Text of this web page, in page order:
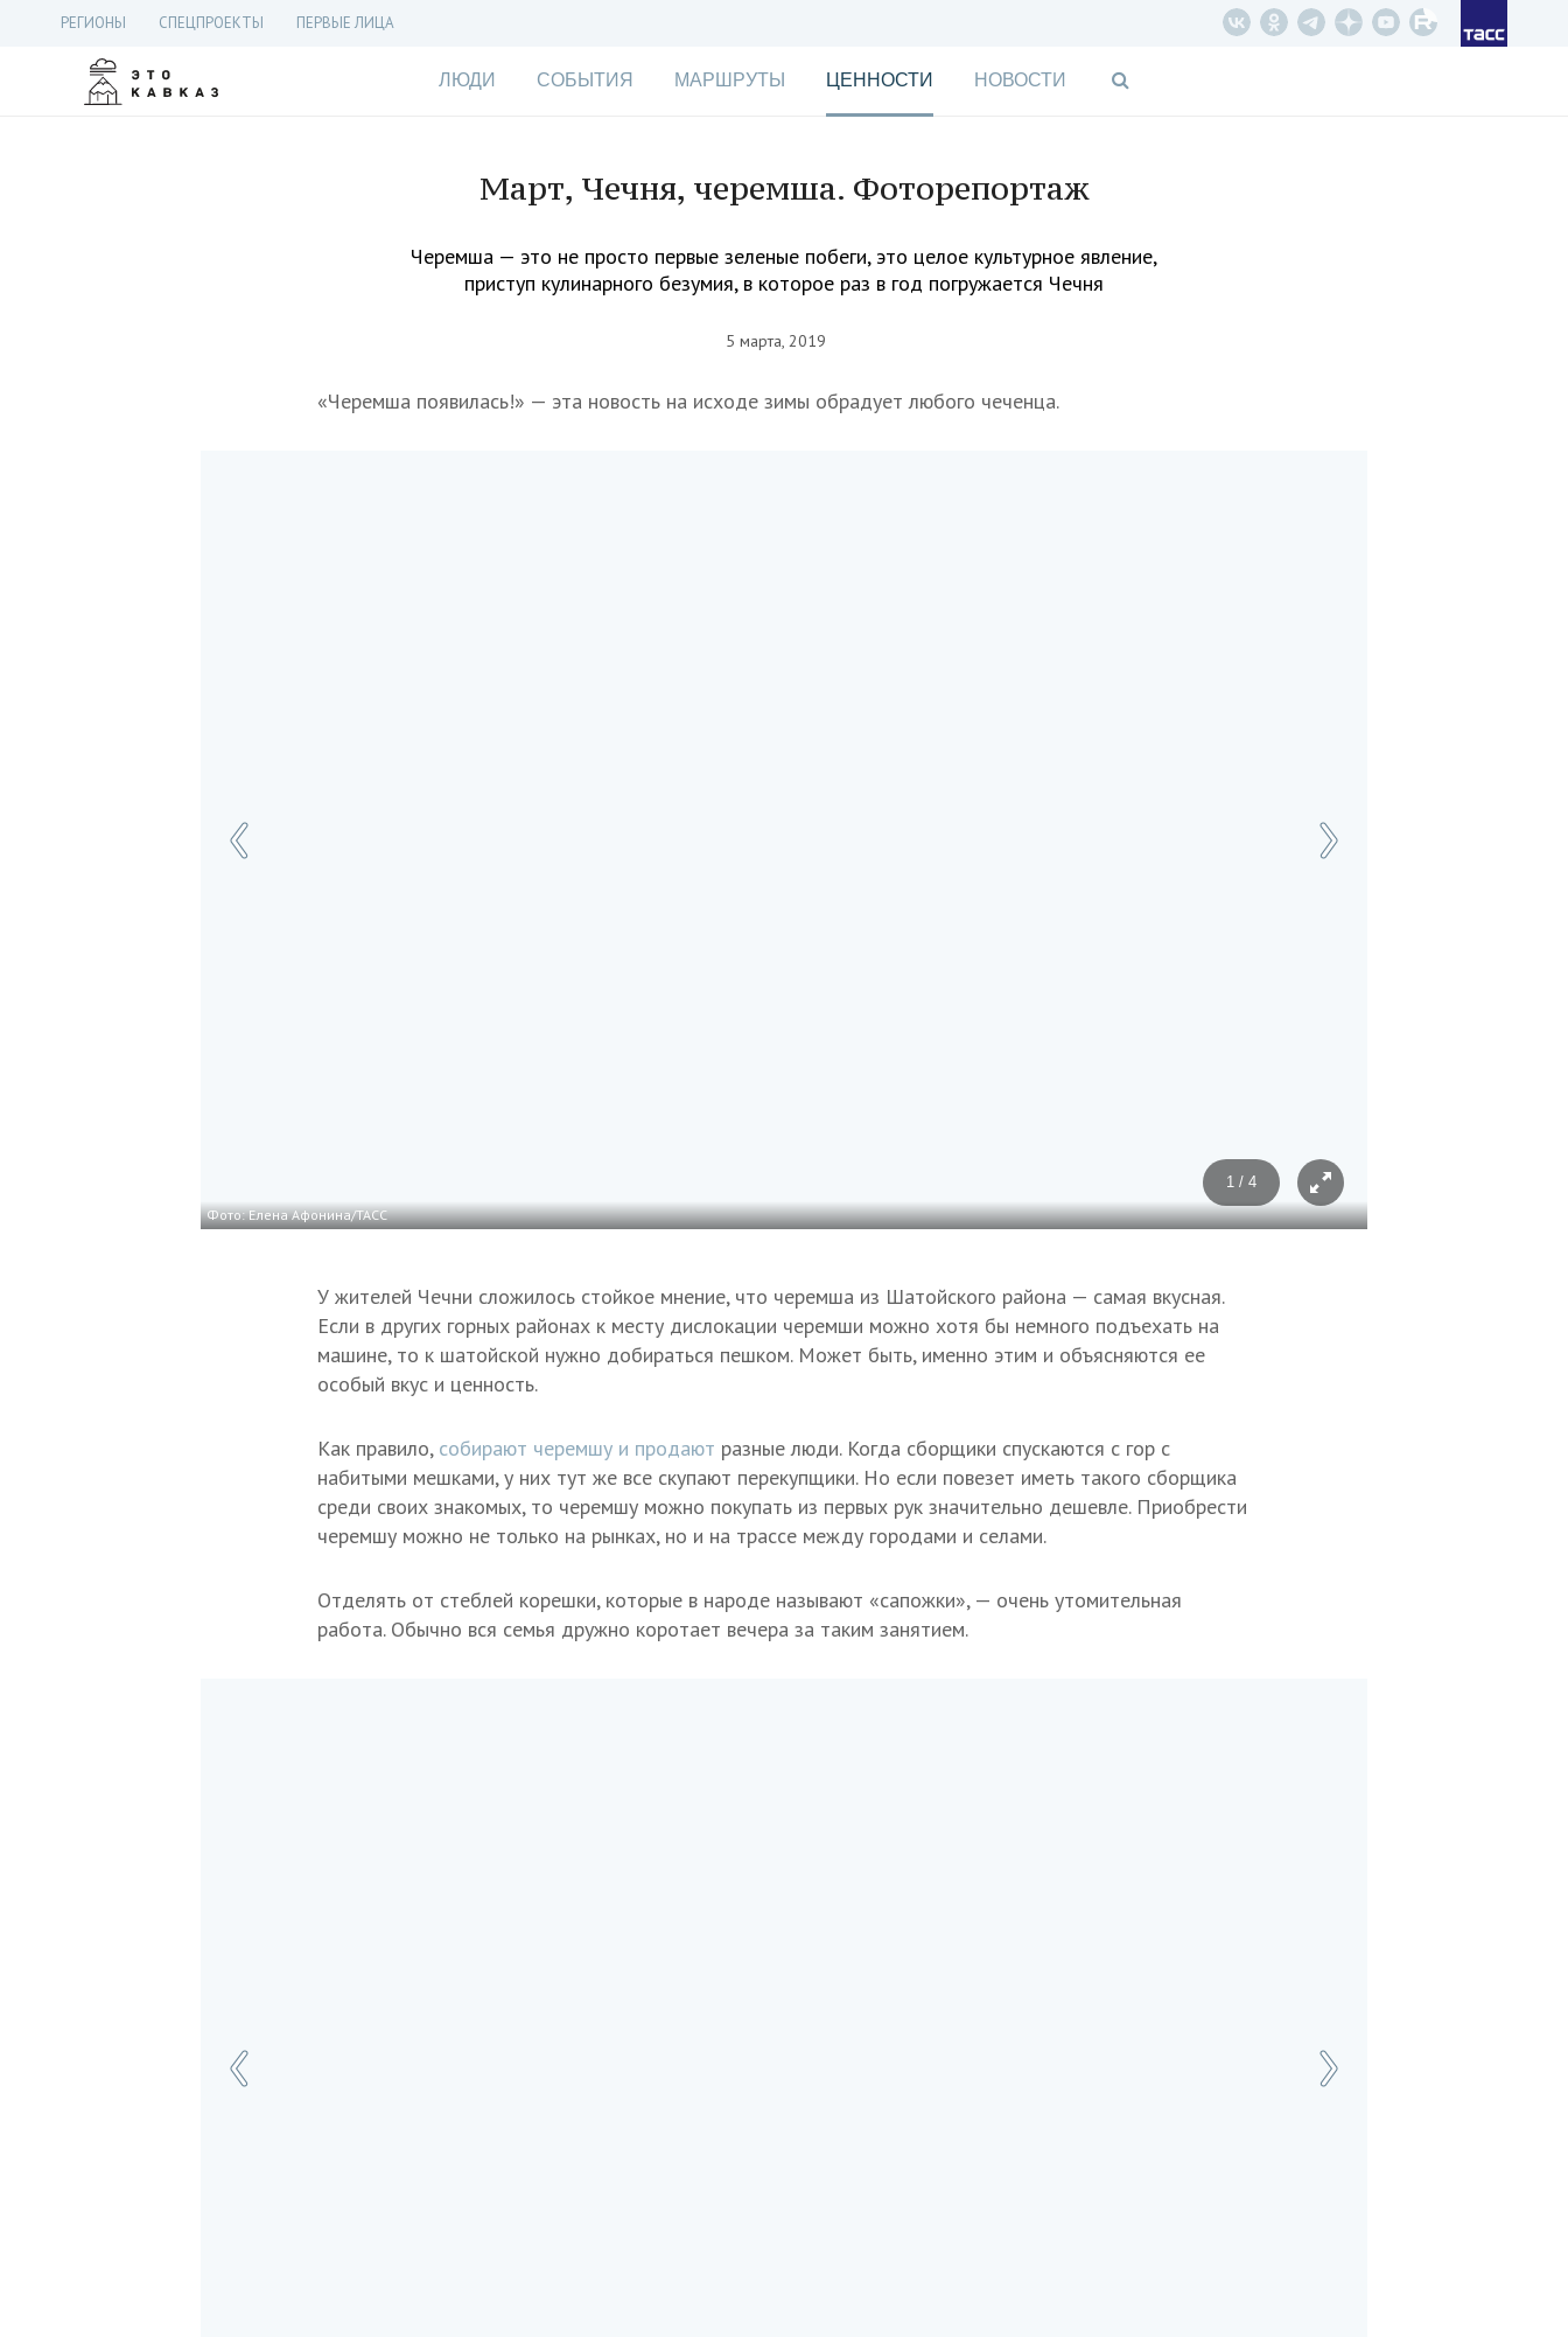
РЕГИОНЫ СПЕЦПРОЕКТЫ ПЕРВЫЕ ЛИЦА
ЛЮДИ СОБЫТИЯ МАРШРУТЫ ЦЕННОСТИ НОВОСТИ
Март, Чечня, черемша. Фоторепортаж
Черемша — это не просто первые зеленые побеги, это целое культурное явление,
приступ кулинарного безумия, в которое раз в год погружается Чечня
5 марта, 2019
«Черемша появилась!» — эта новость на исходе зимы обрадует любого чеченца.
1 / 4
Фото: Елена Афонина/ТАСС
У жителей Чечни сложилось стойкое мнение, что черемша из Шатойского района — самая вкусная.
Если в других горных районах к месту дислокации черемши можно хотя бы немного подъехать на
машине, то к шатойской нужно добираться пешком. Может быть, именно этим и объясняются ее
особый вкус и ценность.
Как правило, собирают черемшу и продают разные люди. Когда сборщики спускаются с гор с
набитыми мешками, у них тут же все скупают перекупщики. Но если повезет иметь такого сборщика
среди своих знакомых, то черемшу можно покупать из первых рук значительно дешевле. Приобрести
черемшу можно не только на рынках, но и на трассе между городами и селами.
Отделять от стеблей корешки, которые в народе называют «сапожки», — очень утомительная
работа. Обычно вся семья дружно коротает вечера за таким занятием.